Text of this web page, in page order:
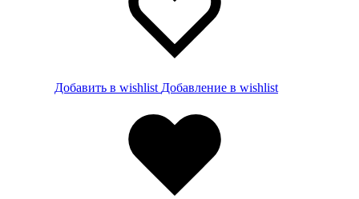
Добавить в wishlist Добавление в wishlist